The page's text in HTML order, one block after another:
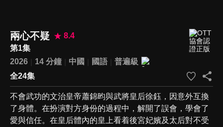
兩心不疑
8.4
第1集
2026
14 分鐘 中國 國語
普遍級
全24集
不會武功的文治皇帝蕭錦昀與武將皇后徐鈺，因意外互換
了身體。在扮演對方身份的過程中，解開了誤會，學會了
愛與信任。在皇后體內的皇上看着後宮妃嬪及太后對不受